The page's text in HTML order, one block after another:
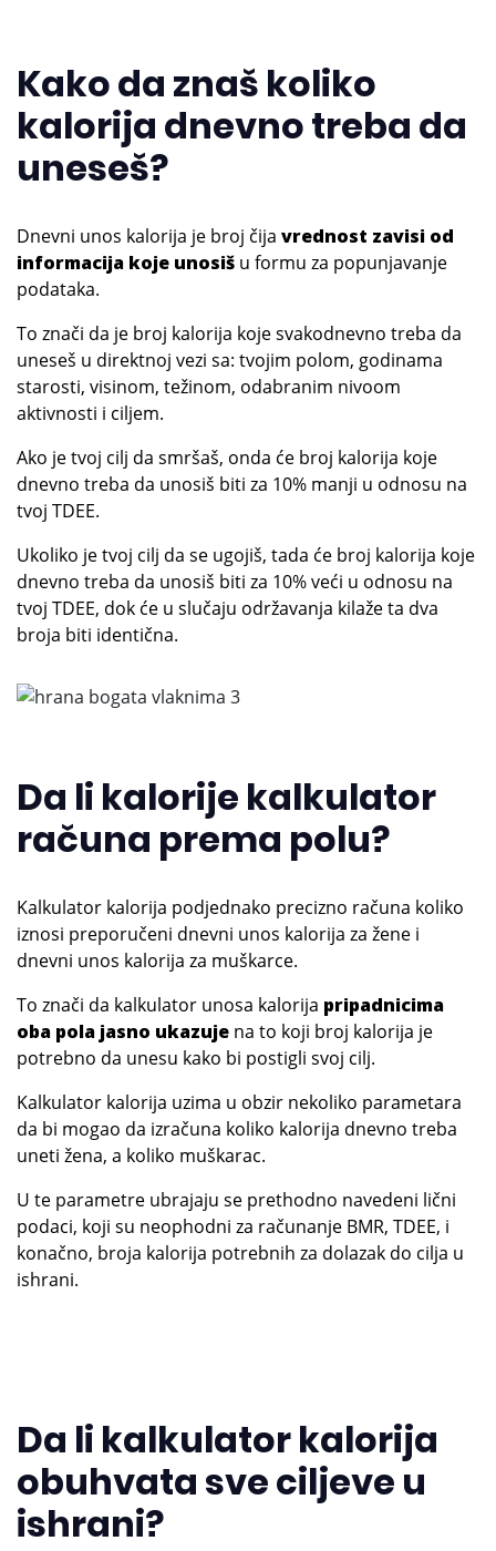
Kako da znaš koliko
kalorija dnevno treba da
uneseš?
Dnevni unos kalorija je broj čija vrednost zavisi od
informacija koje unosiš u formu za popunjavanje
podataka.
To znači da je broj kalorija koje svakodnevno treba da
uneseš u direktnoj vezi sa: tvojim polom, godinama
starosti, visinom, težinom, odabranim nivoom
aktivnosti i ciljem.
Ako je tvoj cilj da smršaš, onda će broj kalorija koje
dnevno treba da unosiš biti za 10% manji u odnosu na
tvoj TDEE.
Ukoliko je tvoj cilj da se ugojiš, tada će broj kalorija koje
dnevno treba da unosiš biti za 10% veći u odnosu na
tvoj TDEE, dok će u slučaju održavanja kilaže ta dva
broja biti identična.
Da li kalorije kalkulator
računa prema polu?
Kalkulator kalorija podjednako precizno računa koliko
iznosi preporučeni dnevni unos kalorija za žene i
dnevni unos kalorija za muškarce.
To znači da kalkulator unosa kalorija pripadnicima
oba pola jasno ukazuje na to koji broj kalorija je
potrebno da unesu kako bi postigli svoj cilj.
Kalkulator kalorija uzima u obzir nekoliko parametara
da bi mogao da izračuna koliko kalorija dnevno treba
uneti žena, a koliko muškarac.
U te parametre ubrajaju se prethodno navedeni lični
podaci, koji su neophodni za računanje BMR, TDEE, i
konačno, broja kalorija potrebnih za dolazak do cilja u
ishrani.
Da li kalkulator kalorija
obuhvata sve ciljeve u
ishrani?